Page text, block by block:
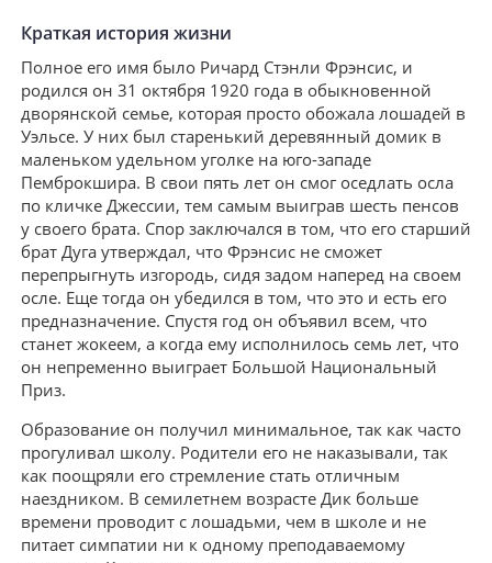
Краткая история жизни
Полное его имя было Ричард Стэнли Фрэнсис, и
родился он 31 октября 1920 года в обыкновенной
дворянской семье, которая просто обожала лошадей в
Уэльсе. У них был старенький деревянный домик в
маленьком удельном уголке на юго-западе
Пемброкшира. В свои пять лет он смог оседлать осла
по кличке Джессии, тем самым выиграв шесть пенсов
у своего брата. Спор заключался в том, что его старший
брат Дуга утверждал, что Фрэнсис не сможет
перепрыгнуть изгородь, сидя задом наперед на своем
осле. Еще тогда он убедился в том, что это и есть его
предназначение. Спустя год он объявил всем, что
станет жокеем, а когда ему исполнилось семь лет, что
он непременно выиграет Большой Национальный
Приз.
Образование он получил минимальное, так как часто
прогуливал школу. Родители его не наказывали, так
как поощряли его стремление стать отличным
наездником. В семилетнем возрасте Дик больше
времени проводит с лошадьми, чем в школе и не
питает симпатии ни к одному преподаваемому